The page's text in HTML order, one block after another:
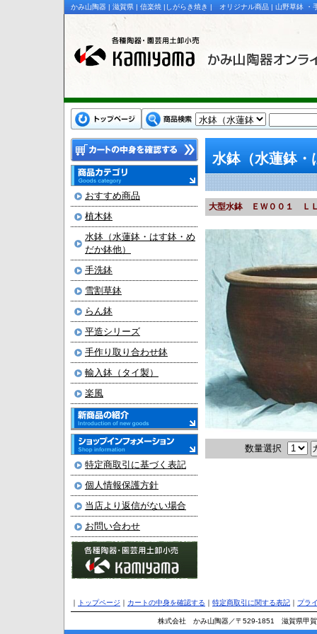
かみ山陶器 | 滋賀県 | 信楽焼 |しがらき焼き | オリジナル商品 | 山野草鉢 ・
おすすめ商品
植木鉢
水鉢（水蓮鉢・はす鉢・め
だか鉢他）
手洗鉢
雪割草鉢
らん鉢
平造シリーズ
手作り取り合わせ鉢
輸入鉢（タイ製）
楽風
特定商取引に基づく表記
個人情報保護方針
当店より返信がない場合
お問い合わせ
水鉢（水蓮鉢・
大型水鉢 ＥＷ００１ Ｌ
数量選択
｜ トップページ ｜ カートの中身を確認する ｜ 特定商取引に関する表記 ｜ プラ
株式会社 かみ山陶器／〒529-1851 滋賀県甲